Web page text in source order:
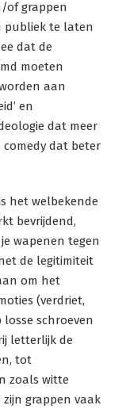
of grappen
publiek te laten
dat de
moeten
aan
en
dat meer
comedy dat beter
het welbekende
bevrijdend,
wapenen tegen
de legitimiteit
om het
(verdriet,
schroeven
letterlijk de
tot
zoals witte
zijn grappen vaak